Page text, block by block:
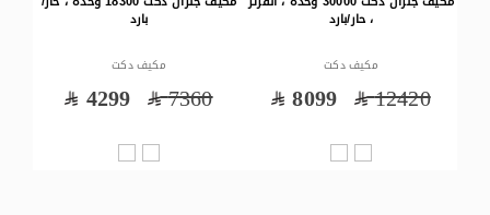
، حار/بارد
مكيف دكت
12420
8099
بارد
مكيف دكت
7360
4299